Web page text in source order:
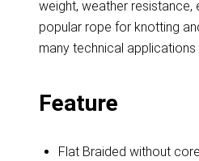
weight, weather
popular rope for knotting
many technical
Feature
Flat Braided without core